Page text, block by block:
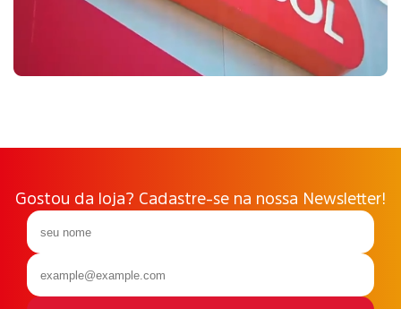
Gostou da loja? Cadastre-se na nossa Newsletter!